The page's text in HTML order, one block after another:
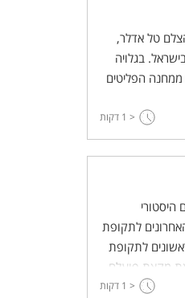
טל אדלר,
בגלויה
ממחנה הפליטים
< 1 דקות
היסטורי
לתקופת
לתקופת
מקצת פועלם
, ומראה כי יש
< 1 דקות